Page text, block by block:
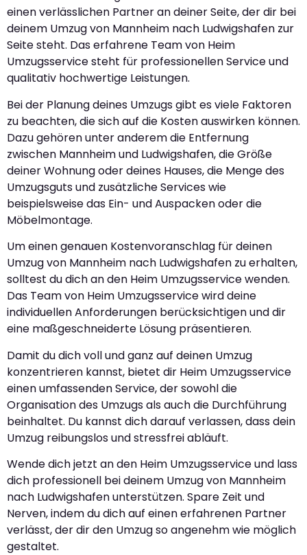
einen verlässlichen Partner an deiner Seite, der dir bei
deinem Umzug von Mannheim nach Ludwigshafen zur
Seite steht. Das erfahrene Team von Heim
Umzugsservice steht für professionellen Service und
qualitativ hochwertige Leistungen.
Bei der Planung deines Umzugs gibt es viele Faktoren
zu beachten, die sich auf die Kosten auswirken können.
Dazu gehören unter anderem die Entfernung
zwischen Mannheim und Ludwigshafen, die Größe
deiner Wohnung oder deines Hauses, die Menge des
Umzugsguts und zusätzliche Services wie
beispielsweise das Ein- und Auspacken oder die
Möbelmontage.
Um einen genauen Kostenvoranschlag für deinen
Umzug von Mannheim nach Ludwigshafen zu erhalten,
solltest du dich an den Heim Umzugsservice wenden.
Das Team von Heim Umzugsservice wird deine
individuellen Anforderungen berücksichtigen und dir
eine maßgeschneiderte Lösung präsentieren.
Damit du dich voll und ganz auf deinen Umzug
konzentrieren kannst, bietet dir Heim Umzugsservice
einen umfassenden Service, der sowohl die
Organisation des Umzugs als auch die Durchführung
beinhaltet. Du kannst dich darauf verlassen, dass dein
Umzug reibungslos und stressfrei abläuft.
Wende dich jetzt an den Heim Umzugsservice und lass
dich professionell bei deinem Umzug von Mannheim
nach Ludwigshafen unterstützen. Spare Zeit und
Nerven, indem du dich auf einen erfahrenen Partner
verlässt, der dir den Umzug so angenehm wie möglich
gestaltet.